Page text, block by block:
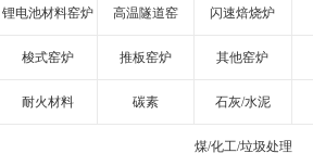
锂电池材料窑炉 高温隧道窑 闪速焙烧炉
梭式窑炉 推板窑炉 其他窑炉
耐火材料 碳素 石灰/水泥
煤/化工/垃圾处理